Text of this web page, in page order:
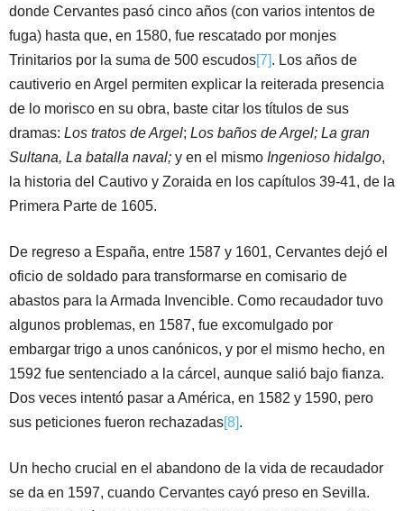
donde Cervantes pasó cinco años (con varios intentos de
fuga) hasta que, en 1580, fue rescatado por monjes
Trinitarios por la suma de 500 escudos[7]. Los años de
cautiverio en Argel permiten explicar la reiterada presencia
de lo morisco en su obra, baste citar los títulos de sus
dramas: Los tratos de Argel; Los baños de Argel; La gran
Sultana, La batalla naval; y en el mismo Ingenioso hidalgo,
la historia del Cautivo y Zoraida en los capítulos 39-41, de la
Primera Parte de 1605.
De regreso a España, entre 1587 y 1601, Cervantes dejó el
oficio de soldado para transformarse en comisario de
abastos para la Armada Invencible. Como recaudador tuvo
algunos problemas, en 1587, fue excomulgado por
embargar trigo a unos canónicos, y por el mismo hecho, en
1592 fue sentenciado a la cárcel, aunque salió bajo fianza.
Dos veces intentó pasar a América, en 1582 y 1590, pero
sus peticiones fueron rechazadas[8].
Un hecho crucial en el abandono de la vida de recaudador
se da en 1597, cuando Cervantes cayó preso en Sevilla.